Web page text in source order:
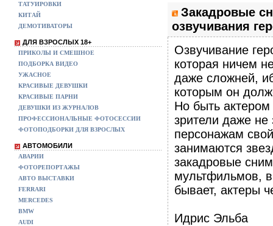
ТАТУИРОВКИ
КИТАЙ
ДЕМОТИВАТОРЫ
ДЛЯ ВЗРОСЛЫХ 18+
ПРИКОЛЫ И СМЕШНОЕ
ПОДБОРКА ВИДЕО
УЖАСНОЕ
КРАСИВЫЕ ДЕВУШКИ
КРАСИВЫЕ ПАРНИ
ДЕВУШКИ ИЗ ЖУРНАЛОВ
ПРОФЕССИОНАЛЬНЫЕ ФОТОСЕССИИ
ФОТОПОДБОРКИ ДЛЯ ВЗРОСЛЫХ
АВТОМОБИЛИ
АВАРИИ
ФОТОРЕПОРТАЖЫ
АВТО ВЫСТАВКИ
FERRARI
MERCEDES
BMW
AUDI
Закадровые
озвучивания
Озвучивание
которая ничем
даже сложней,
которым он
Но быть актером
зрители даже
персонажам
занимаются
закадровые
мультфильмов,
бывает, актеры
Идрис Эльба